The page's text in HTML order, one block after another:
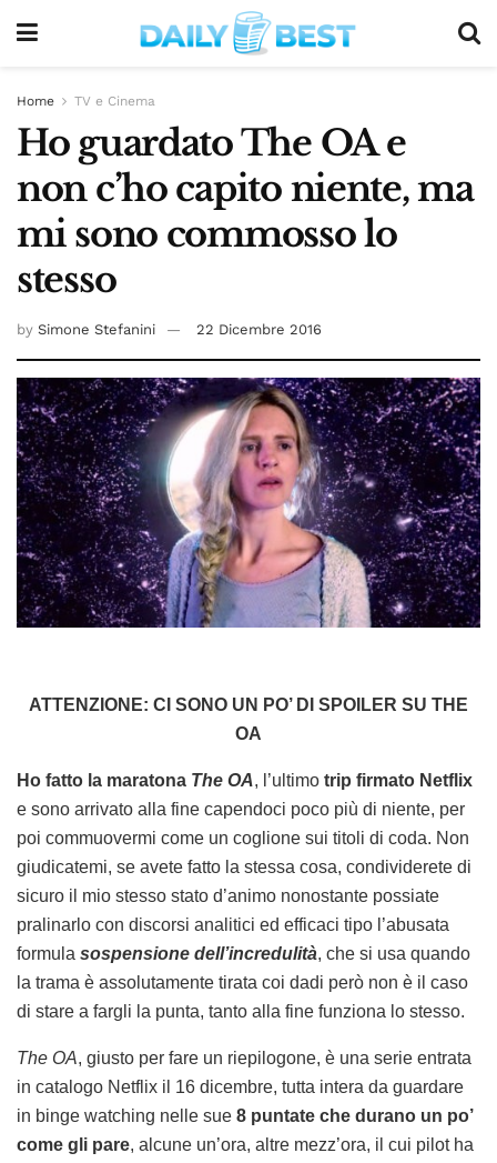
Home TV e Cinema
Ho guardato The OA e
non c’ho capito niente, ma
mi sono commosso lo
stesso
by Simone Stefanini 22 Dicembre 2016
ATTENZIONE: CI SONO UN PO’ DI SPOILER SU THE
OA
Ho fatto la maratona The OA, l’ultimo trip firmato Netflix
e sono arrivato alla fine capendoci poco più di niente, per
poi commuovermi come un coglione sui titoli di coda. Non
giudicatemi, se avete fatto la stessa cosa, condividerete di
sicuro il mio stesso stato d’animo nonostante possiate
pralinarlo con discorsi analitici ed efficaci tipo l’abusata
formula sospensione dell’incredulità, che si usa quando
la trama è assolutamente tirata coi dadi però non è il caso
di stare a fargli la punta, tanto alla fine funziona lo stesso.
The OA, giusto per fare un riepilogone, è una serie entrata
in catalogo Netflix il 16 dicembre, tutta intera da guardare
in binge watching nelle sue 8 puntate che durano un po’
come gli pare, alcune un’ora, altre mezz’ora, il cui pilot ha